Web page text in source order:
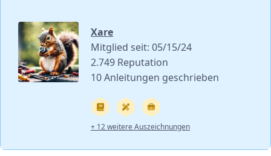
Xare
Mitglied seit: 05/15/24
2.749 Reputation
10 Anleitungen geschrieben
+ 12 weitere Auszeichnungen